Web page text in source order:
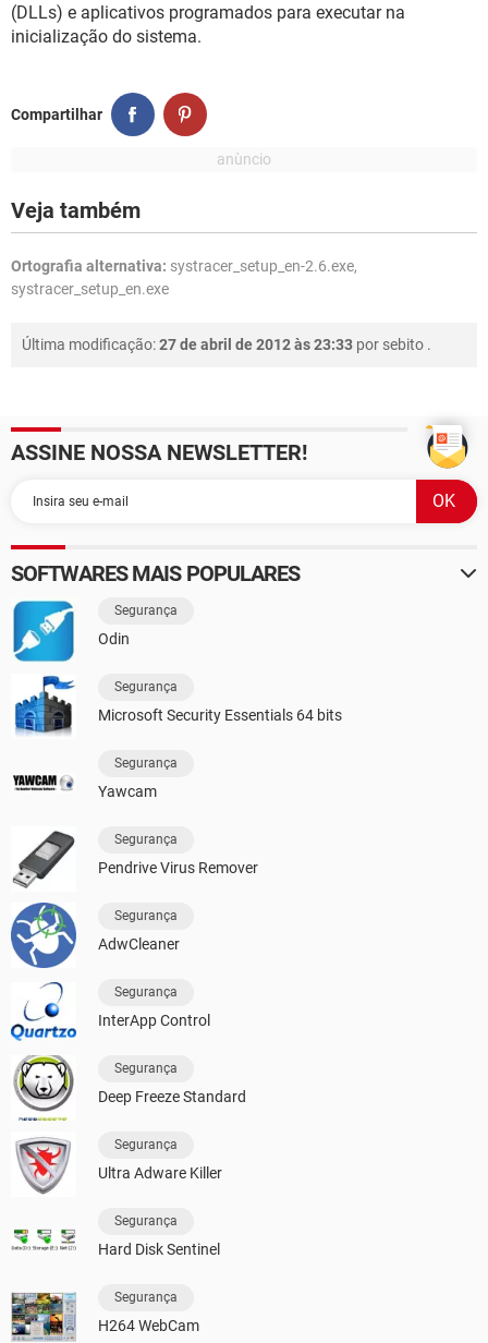
(DLLs) e aplicativos programados para executar na
inicialização do sistema.
Compartilhar
Veja também
Ortografia alternativa: systracer_setup_en-2.6.exe,
systracer_setup_en.exe
Última modificação:27 de abril de 2012 às 23:33 por sebito .
ASSINE NOSSA NEWSLETTER!
SOFTWARES MAIS POPULARES
Segurança
Odin
Segurança
Microsoft Security Essentials 64 bits
Segurança
Yawcam
Segurança
Pendrive Virus Remover
Segurança
AdwCleaner
Segurança
InterApp Control
Segurança
Deep Freeze Standard
Segurança
Ultra Adware Killer
Segurança
Hard Disk Sentinel
Segurança
H264 WebCam